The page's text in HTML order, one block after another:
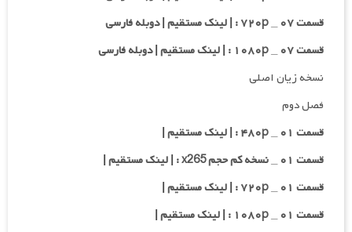
قسمت ۰۷ _ ۷۲۰p : | لینک مستقیم | دوبله فارسی
قسمت ۰۷ _ ۱۰۸۰p : | لینک مستقیم | دوبله فارسی
نسخه زیان اصلی
فصل دوم
قسمت ۰۱ _ ۴۸۰p : | لینک مستقیم |
قسمت ۰۱ _ نسخه کم حجم x265 : | لینک مستقیم |
قسمت ۰۱ _ ۷۲۰p : | لینک مستقیم |
قسمت ۰۱ _ ۱۰۸۰p : | لینک مستقیم |